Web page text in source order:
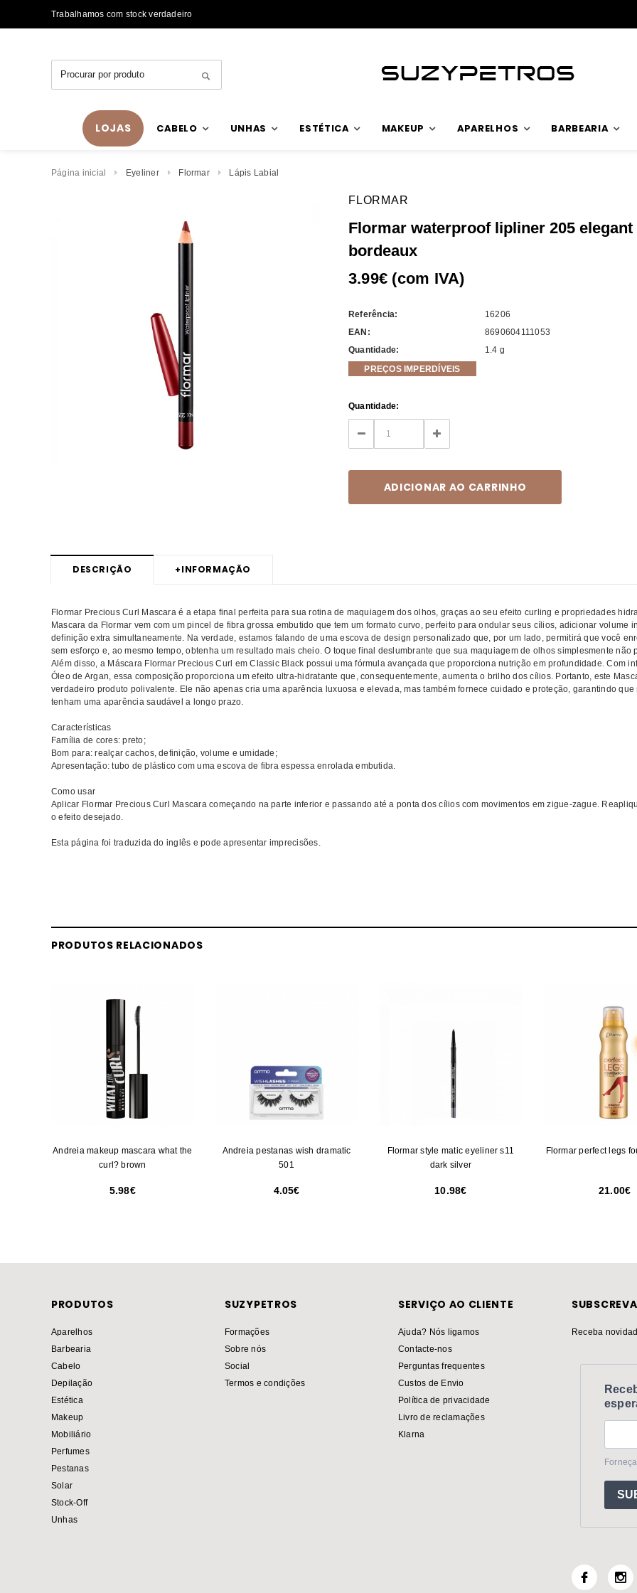
Trabalhamos com stock verdadeiro
LOJAS CABELO UNHAS ESTÉTICA MAKEUP APARELHOS BARBEARIA
Página inicial Eyeliner Flormar Lápis Labial
FLORMAR
Flormar waterproof lipliner 205 elegant
bordeaux
3.99€ (com IVA)
Referência:
16206
EAN:
8690604111053
Quantidade:
1.4 g
PREÇOS IMPERDÍVEIS
Current
Stock:
Quantidade:
DECREASE
QUANTITY:
INCREASE
QUANTITY:
DESCRIÇÃO +INFORMAÇÃO
Flormar Precious Curl Mascara é a etapa final perfeita para sua rotina de maquiagem dos olhos, graças ao seu efeito curling e propriedades
Mascara da Flormar vem com um pincel de fibra grossa embutido que tem um formato curvo, perfeito para ondular seus cílios, adicionar volume
definição extra simultaneamente. Na verdade, estamos falando de uma escova de design personalizado que, por um lado, permitirá que você
sem esforço e, ao mesmo tempo, obtenha um resultado mais cheio. O toque final deslumbrante que sua maquiagem de olhos simplesmente não
Além disso, a Máscara Flormar Precious Curl em Classic Black possui uma fórmula avançada que proporciona nutrição em profundidade. Com
Óleo de Argan, essa composição proporciona um efeito ultra-hidratante que, consequentemente, aumenta o brilho dos cílios. Portanto, este
verdadeiro produto polivalente. Ele não apenas cria uma aparência luxuosa e elevada, mas também fornece cuidado e proteção, garantindo que
tenham uma aparência saudável a longo prazo.
Características
Família de cores: preto;
Bom para: realçar cachos, definição, volume e umidade;
Apresentação: tubo de plástico com uma escova de fibra espessa enrolada embutida.
Como usar
Aplicar Flormar Precious Curl Mascara começando na parte inferior e passando até a ponta dos cílios com movimentos em zigue-zague.
o efeito desejado.
Esta página foi traduzida do inglês e pode apresentar imprecisões.
PRODUTOS RELACIONADOS
Andreia makeup mascara what the
curl? brown
5.98
Andreia pestanas wish dramatic
501
4.05
Flormar style matic eyeliner s11
dark silver
10.98
Flormar perfect legs
21.00
PRODUTOS
Aparelhos
Barbearia
Cabelo
Depilação
Estética
Makeup
Mobiliário
Perfumes
Pestanas
Solar
Stock-Off
Unhas
SUZYPETROS
Formações
Sobre nós
Social
Termos e condições
SERVIÇO AO CLIENTE
Ajuda? Nós ligamos
Contacte-nos
Perguntas frequentes
Custos de Envio
Política de privacidade
Livro de reclamações
Klarna
Receba